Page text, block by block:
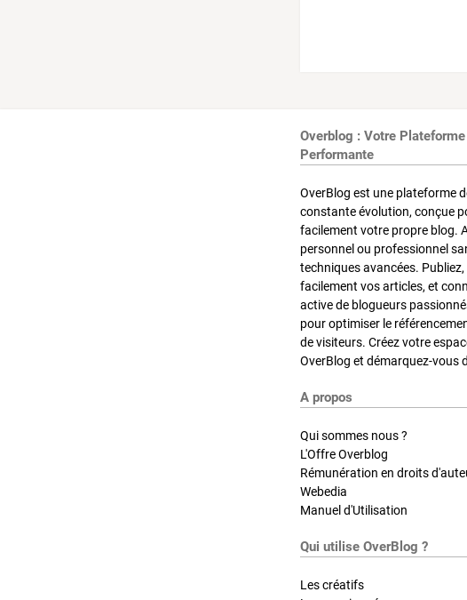
Overblog : Votre
Performante
OverBlog est une plateforme
constante évolution, conçue
facilement votre propre blog.
personnel ou professionnel
techniques avancées.
facilement vos articles, et
active de blogueurs
pour optimiser le
de visiteurs. Créez votre
OverBlog et démarquez-vous
A propos
Qui sommes nous ?
L'Offre Overblog
Rémunération en droits
Webedia
Manuel d'Utilisation
Qui utilise OverBlog ?
Les créatifs